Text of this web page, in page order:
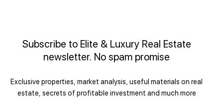
Subscribe to Elite & Luxury Real Estate
newsletter. No spam promise
Exclusive properties, market analysis, useful materials on real
estate, secrets of profitable investment and much more